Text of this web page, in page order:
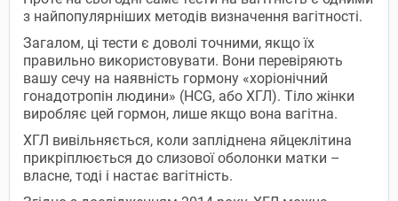
з найпопулярніших методів визначення вагітності.
Загалом, ці тести є доволі точними, якщо їх
правильно використовувати. Вони перевіряють
вашу сечу на наявність гормону «хоріонічний
гонадотропін людини» (НCG, або ХГЛ). Тіло жінки
виробляє цей гормон, лише якщо вона вагітна.
ХГЛ вивільняється, коли запліднена яйцеклітина
прикріплюється до слизової оболонки матки –
власне, тоді і настає вагітність.